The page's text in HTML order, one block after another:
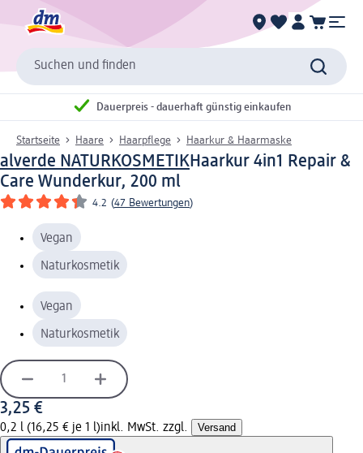
Suchen und finden
Dauerpreis - dauerhaft günstig einkaufen
Startseite Haare Haarpflege Haarkur & Haarmaske
alverde NATURKOSMETIKHaarkur 4in1 Repair &
Care Wunderkur, 200 ml
4.2 (47 Bewertungen)
Vegan
Naturkosmetik
Vegan
Naturkosmetik
3,25 €
0,2 l (16,25 € je 1 l)inkl. MwSt. zzgl. Versand